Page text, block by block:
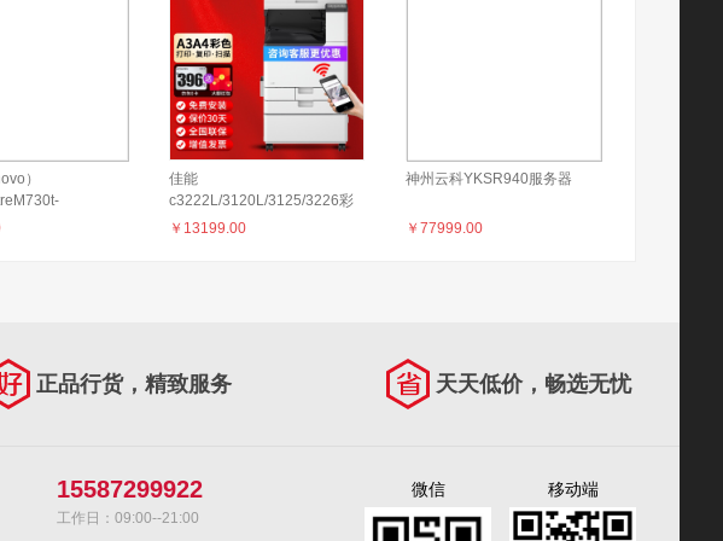
）
英寸
佳能
c3222L/3120L/3125/3226彩
色激光打印机a3a4复印机大型
￥ 13199.00
神州云科YKSR940服务器
￥ 77999.00
正品行货，精致服务 天天低价，畅选无忧
15587299922
工作日：09:00--21:00
微信 移动端